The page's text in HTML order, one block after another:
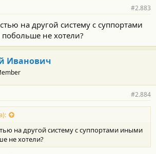
#2.883
на другой систему с суппортами
не хотели?
Иванович
#2.884
на другой систему с суппортами иными
не хотели?